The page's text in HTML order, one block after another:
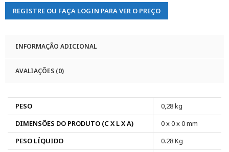
REGISTRE OU FAÇA LOGIN PARA VER O PREÇO
INFORMAÇÃO ADICIONAL
AVALIAÇÕES (0)
PESO
0,28 kg
DIMENSÕES DO PRODUTO (C X L X A)
0 x 0 x 0 mm
PESO LÍQUIDO
0.28 Kg